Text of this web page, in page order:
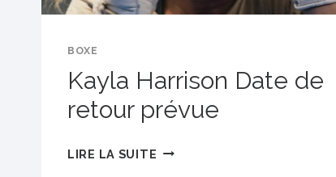
BOXE
Kayla Harrison Date de
retour prévue
LIRE LA SUITE KAYLA